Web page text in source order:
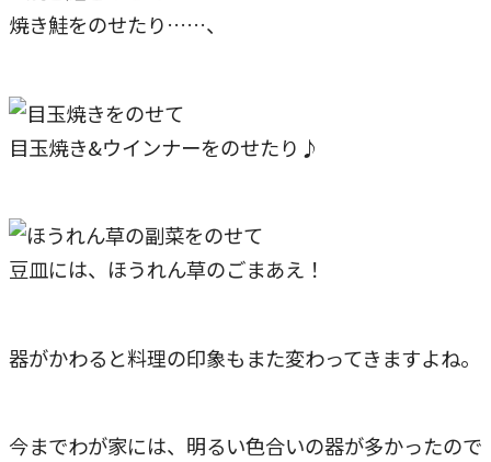
焼き鮭をのせたり……、
目玉焼き&ウインナーをのせたり♪
豆皿には、ほうれん草のごまあえ！
器がかわると料理の印象もまた変わってきますよね。
今までわが家には、明るい色合いの器が多かったので